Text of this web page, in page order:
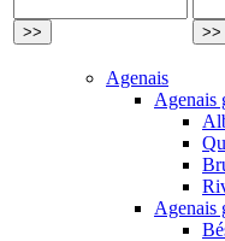
Agenais
Agenais
Agenais